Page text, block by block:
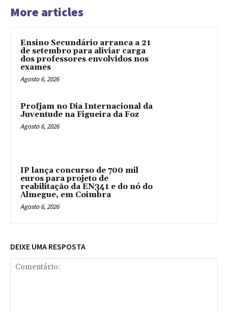
More articles
Ensino Secundário arranca a 21
de setembro para aliviar carga
dos professores envolvidos nos
exames
Agosto 6, 2026
Profjam no Dia Internacional da
Juventude na Figueira da Foz
Agosto 6, 2026
IP lança concurso de 700 mil
euros para projeto de
reabilitação da EN341 e do nó do
Almegue, em Coimbra
Agosto 6, 2026
DEIXE UMA RESPOSTA